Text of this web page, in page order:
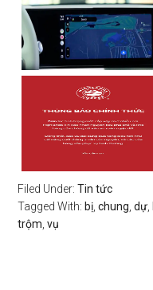
Filed Under:Tin tức
Tagged With: bị ,chung ,dự
trộm ,vụ